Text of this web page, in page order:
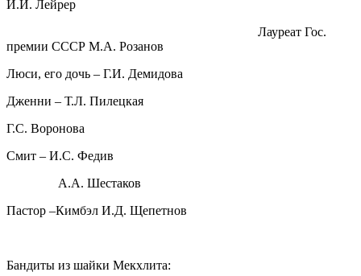
И.И. Лейрер
Лауреат Гос.
премии СССР М.А. Розанов
Люси, его дочь – Г.И. Демидова
Дженни – Т.Л. Пилецкая
Г.С. Воронова
Смит – И.С. Федив
А.А. Шестаков
Пастор –Кимбэл И.Д. Щепетнов
Бандиты из шайки Мекхлита: